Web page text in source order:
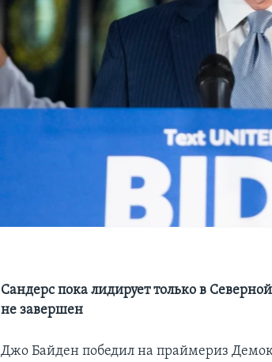
Сандерс пока лидирует только в
не завершен
Джо Байден победил на праймериз